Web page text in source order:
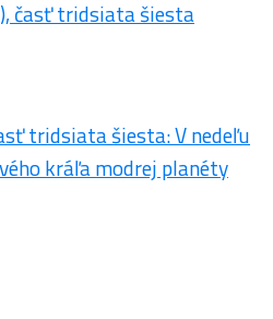
tridsiata šiesta: V nedeľu
kráľa modrej planéty